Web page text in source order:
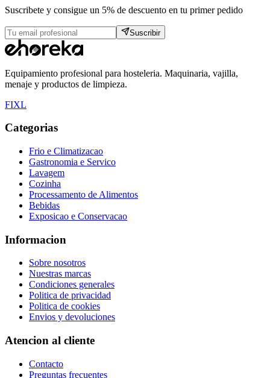
Suscribete y consigue un 5% de descuento en tu primer pedido
Suscribir
Equipamiento profesional para hosteleria. Maquinaria, vajilla,
menaje y productos de limpieza.
FIXL
Categorias
Frio e Climatizacao
Gastronomia e Servico
Lavagem
Cozinha
Processamento de Alimentos
Bebidas
Exposicao e Conservacao
Informacion
Sobre nosotros
Nuestras marcas
Condiciones generales
Politica de privacidad
Politica de cookies
Envios y devoluciones
Atencion al cliente
Contacto
Preguntas frecuentes